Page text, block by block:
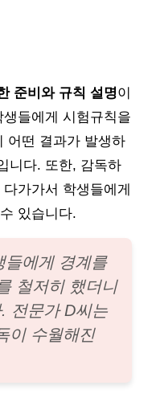
준비와 규칙 설명이
들에게 시험규칙을
어떤 결과가 발생하
니다. 또한, 감독하
가가서 학생들에게
있습니다.
들에게 경계를
철저히 했더니
전문가 D씨는
이 수월해진